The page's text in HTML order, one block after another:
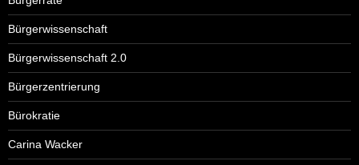
Bürgerwissenschaft
Bürgerwissenschaft 2.0
Bürgerzentrierung
Bürokratie
Carina Wacker